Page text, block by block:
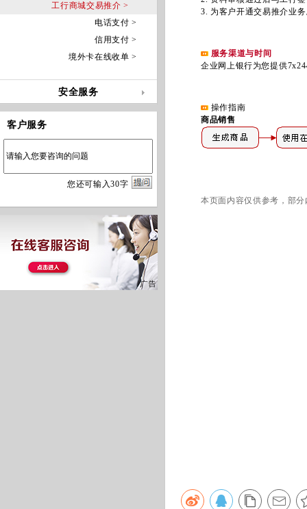
工行商城交易推介 >
电话支付 >
信用支付 >
境外卡在线收单 >
安全服务
客户服务
您还可输入30字
3. 为客户开通交易推介业务
服务渠道与时间
企业网上银行为您提供7x24
操作指南
商品销售
本页面内容仅供参考，部